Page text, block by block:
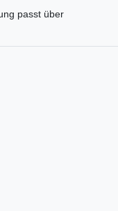
passt über